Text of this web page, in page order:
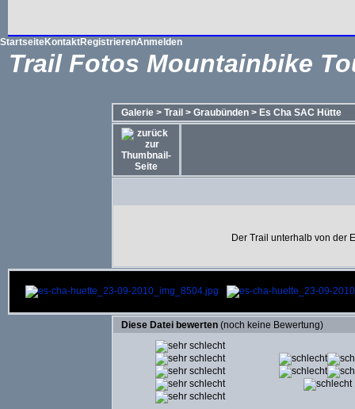
StartseiteKontaktRegistrierenAnmelden
Trail Fotos Mountainbike
Galerie> Trail > Graubünden> Es Cha SAC Hütte
Der Trail unterhalb von der
Diese Datei bewerten(noch keine Bewertung)